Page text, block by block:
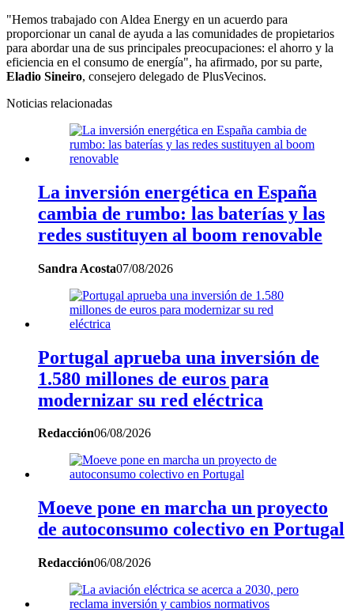
"Hemos trabajado con Aldea Energy en un acuerdo para
proporcionar un canal de ayuda a las comunidades de propietarios
para abordar una de sus principales preocupaciones: el ahorro y la
eficiencia en el consumo de energía", ha afirmado, por su parte,
Eladio Sineiro, consejero delegado de PlusVecinos.
Noticias relacionadas
La inversión energética en España
cambia de rumbo: las baterías y las
redes sustituyen al boom renovable
Sandra Acosta07/08/2026
Portugal aprueba una inversión de
1.580 millones de euros para
modernizar su red eléctrica
Redacción06/08/2026
Moeve pone en marcha un proyecto
de autoconsumo colectivo en Portugal
Redacción06/08/2026